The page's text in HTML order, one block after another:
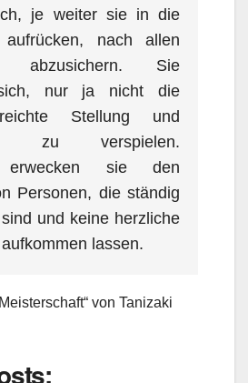
je weiter sie in die
nach allen
abzusichern. Sie
nur ja nicht die
Stellung und
zu verspielen.
erwecken sie den
Personen, die ständig
und keine herzliche
lassen.
von Tanizaki